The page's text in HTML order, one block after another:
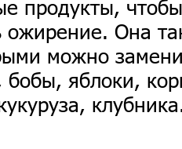
продукты,
ожирение. Она
можно
бобы, яблоки,